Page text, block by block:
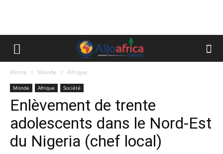
Home Monde Afrique
Monde Afrique Société
Enlèvement de trente
adolescents dans le Nord-Est
du Nigeria (chef local)